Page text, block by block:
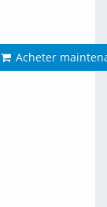
Acheter